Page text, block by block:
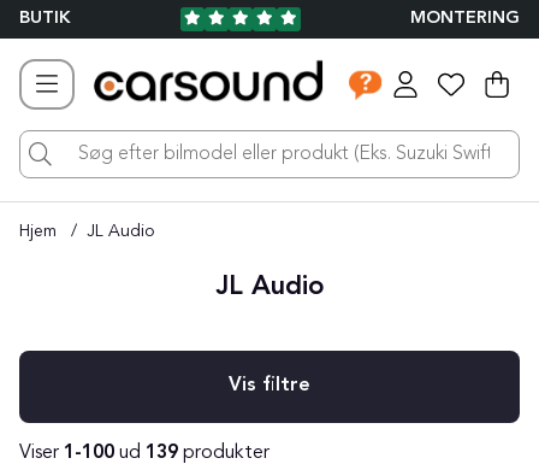
BUTIK MONTERING
.
Hjem JL Audio
JL Audio
Filtrér
Viser 1-100 ud 139 produkter